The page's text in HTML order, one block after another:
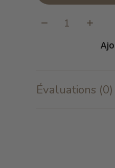
Quantité:
Évaluations (0)